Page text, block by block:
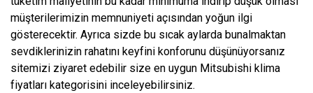
müşterilerimizin memnuniyeti açısından yoğun ilgi
gösterecektir. Ayrıca sizde bu sıcak aylarda bunalmaktan
sevdiklerinizin rahatını keyfini konforunu düşünüyorsanız
sitemizi ziyaret edebilir size en uygun Mitsubishi klima
fiyatları kategorisini inceleyebilirsiniz.